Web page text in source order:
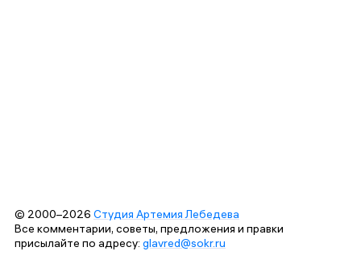
© 2000–2026 Студия Артемия Лебедева
Все комментарии, советы, предложения и правки
присылайте по адресу: glavred@sokr.ru